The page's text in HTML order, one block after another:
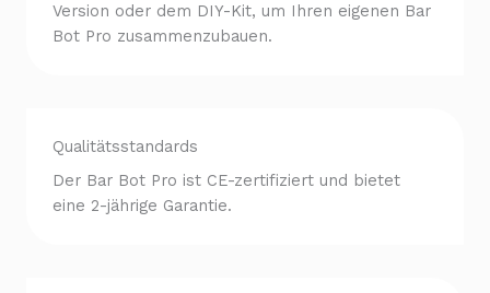
Version oder dem DIY-Kit, um Ihren eigenen Bar
Bot Pro zusammenzubauen.
Qualitätsstandards
Der Bar Bot Pro ist CE-zertifiziert und bietet
eine 2-jährige Garantie.